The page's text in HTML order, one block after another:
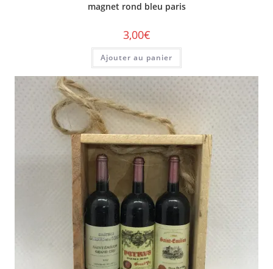
magnet rond bleu paris
3,00€
Ajouter au panier